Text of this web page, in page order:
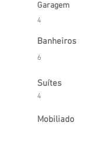
Garagem
4
Banheiros
6
Suítes
4
Mobiliado